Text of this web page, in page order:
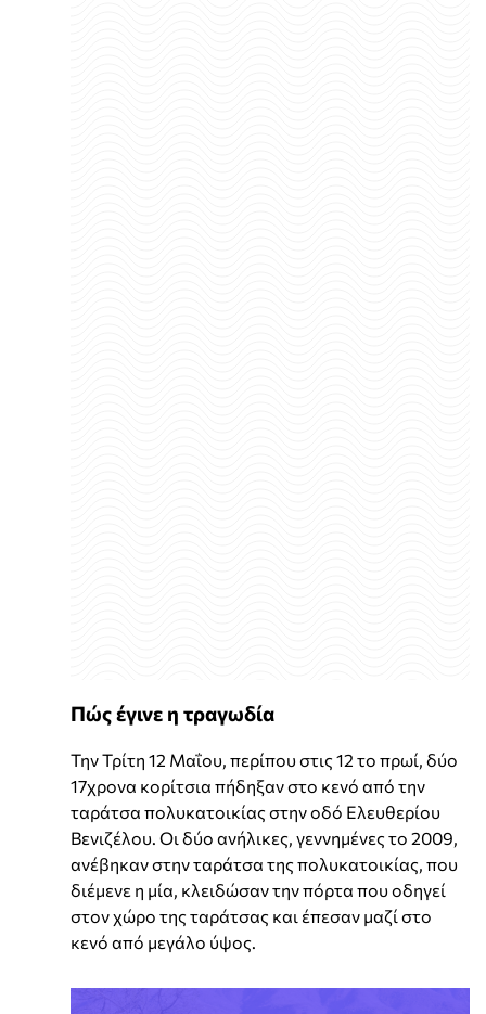
Πώς έγινε η τραγωδία
Την Τρίτη 12 Μαΐου, περίπου στις 12 το πρωί, δύο
17χρονα κορίτσια πήδηξαν στο κενό από την
ταράτσα πολυκατοικίας στην οδό Ελευθερίου
Βενιζέλου. Οι δύο ανήλικες, γεννημένες το 2009,
ανέβηκαν στην ταράτσα της πολυκατοικίας, που
διέμενε η μία, κλειδώσαν την πόρτα που οδηγεί
στον χώρο της ταράτσας και έπεσαν μαζί στο
κενό από μεγάλο ύψος.